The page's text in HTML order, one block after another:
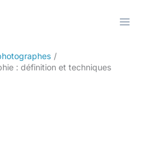
: définition et techniques